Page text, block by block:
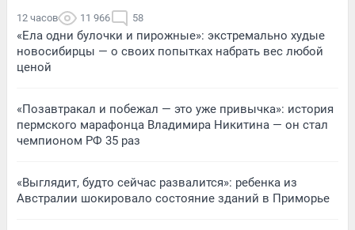
12 часов 11 966 58
«Ела одни булочки и пирожные»: экстремально худые
новосибирцы — о своих попытках набрать вес любой
ценой
«Позавтракал и побежал — это уже привычка»: история
пермского марафонца Владимира Никитина — он стал
чемпионом РФ 35 раз
«Выглядит, будто сейчас развалится»: ребенка из
Австралии шокировало состояние зданий в Приморье